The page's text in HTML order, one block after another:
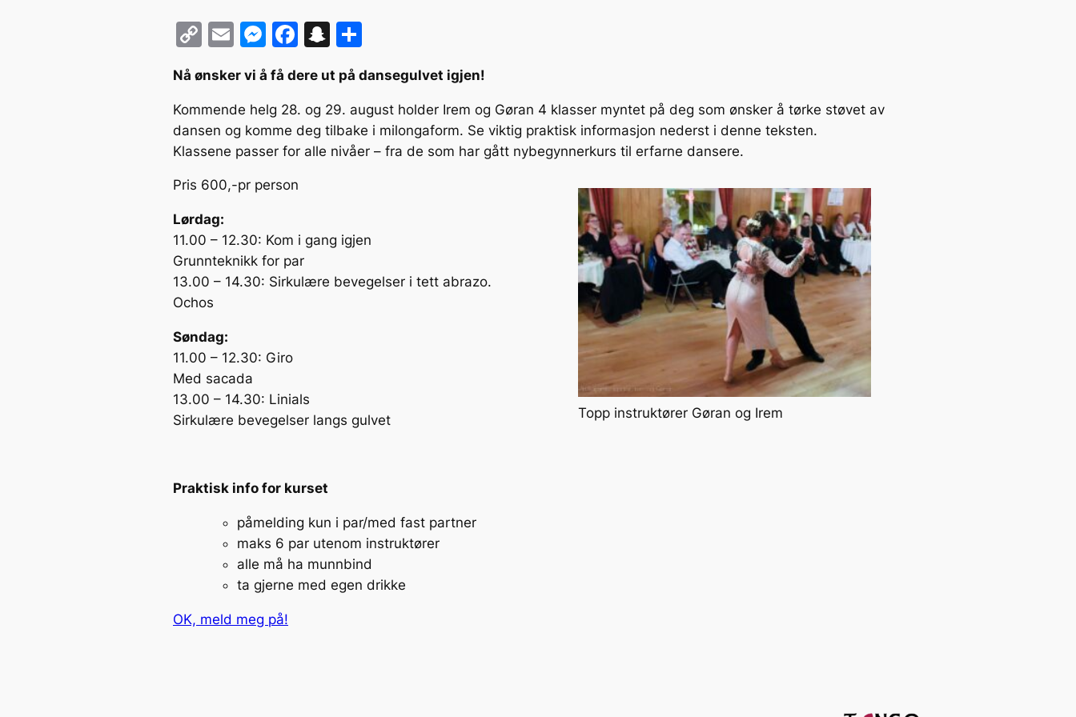
C
p
y
Li
n
k
E
ai
l
M
e
s
s
e
n
g
F
c
e
b
o
S
a
p
c
h
ar
e
Nå ønsker vi å få dere ut på dansegulvet igjen!
Kommende helg 28. og 29. august holder Irem og Gøran 4 klasser myntet på deg som ønsker å tørke støvet av
dansen og komme deg tilbake i milongaform. Se viktig praktisk informasjon nederst i denne teksten.
Klassene passer for alle nivåer – fra de som har gått nybegynnerkurs til erfarne dansere.
Topp instruktører Gøran og Irem
Pris 600,-pr person
Lørdag:
11.00 – 12.30: Kom i gang igjen
Grunnteknikk for par
13.00 – 14.30: Sirkulære bevegelser i tett abrazo.
Ochos
Søndag:
11.00 – 12.30: Giro
Med sacada
13.00 – 14.30: Linials
Sirkulære bevegelser langs gulvet
Praktisk info for kurset
påmelding kun i par/med fast partner
maks 6 par utenom instruktører
alle må ha munnbind
ta gjerne med egen drikke
OK, meld meg på!